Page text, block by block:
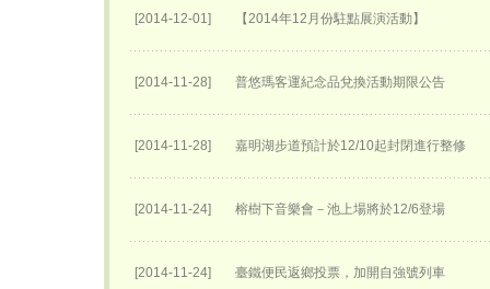
[2014-12-01] 【2014年12月份駐點展演活動】
[2014-11-28] 普悠瑪客運紀念品兌換活動期限公告
[2014-11-28] 嘉明湖步道預計於12/10起封閉進行整修
[2014-11-24] 榕樹下音樂會－池上場將於12/6登場
[2014-11-24] 臺鐵便民返鄉投票，加開自強號列車